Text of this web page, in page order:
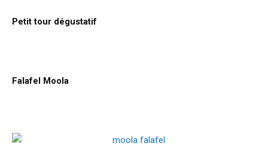
Petit tour dégustatif
Falafel Moola